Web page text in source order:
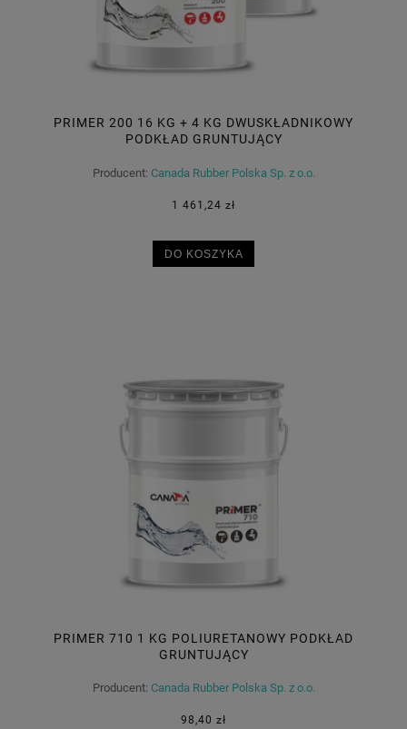
PRIMER 200 16 KG + 4 KG DWUSKŁADNIKOWY
PODKŁAD GRUNTUJĄCY
Producent: Canada Rubber Polska Sp. z o.o.
1 461,24 zł
DO KOSZYKA
PRIMER 710 1 KG POLIURETANOWY PODKŁAD
GRUNTUJĄCY
Producent: Canada Rubber Polska Sp. z o.o.
98,40 zł